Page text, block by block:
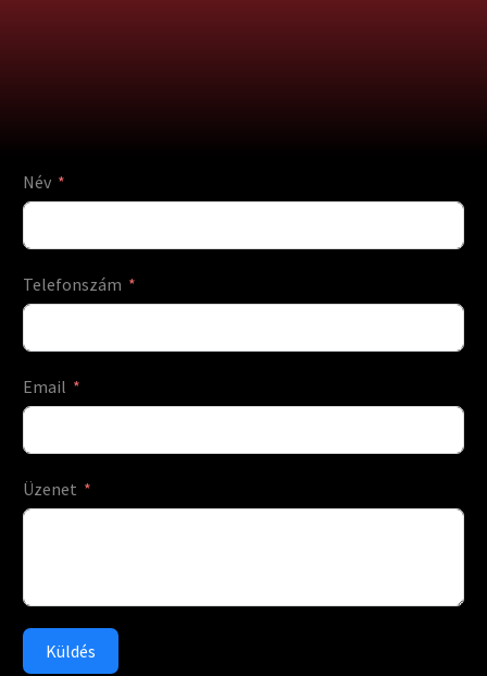
Név
Telefonszám
Email
Üzenet
Küldés